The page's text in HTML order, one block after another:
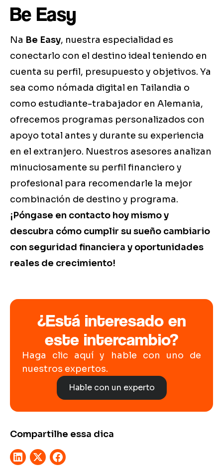
Be Easy
Na Be Easy, nuestra especialidad es
conectarlo con el destino ideal teniendo en
cuenta su perfil, presupuesto y objetivos. Ya
sea como nómada digital en Tailandia o
como estudiante-trabajador en Alemania,
ofrecemos programas personalizados con
apoyo total antes y durante su experiencia
en el extranjero. Nuestros asesores analizan
minuciosamente su perfil financiero y
profesional para recomendarle la mejor
combinación de destino y programa.
¡Póngase en contacto hoy mismo y
descubra cómo cumplir su sueño cambiario
con seguridad financiera y oportunidades
reales de crecimiento!
¿Está interesado en
este intercambio?
Haga clic aquí y hable con uno de
nuestros expertos.
Hable con un experto
Compartilhe essa dica